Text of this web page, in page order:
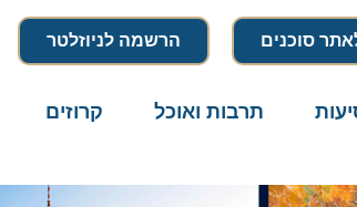
סוכנים הרשמה לניוזלטר
תרבות ואוכל קרוזים